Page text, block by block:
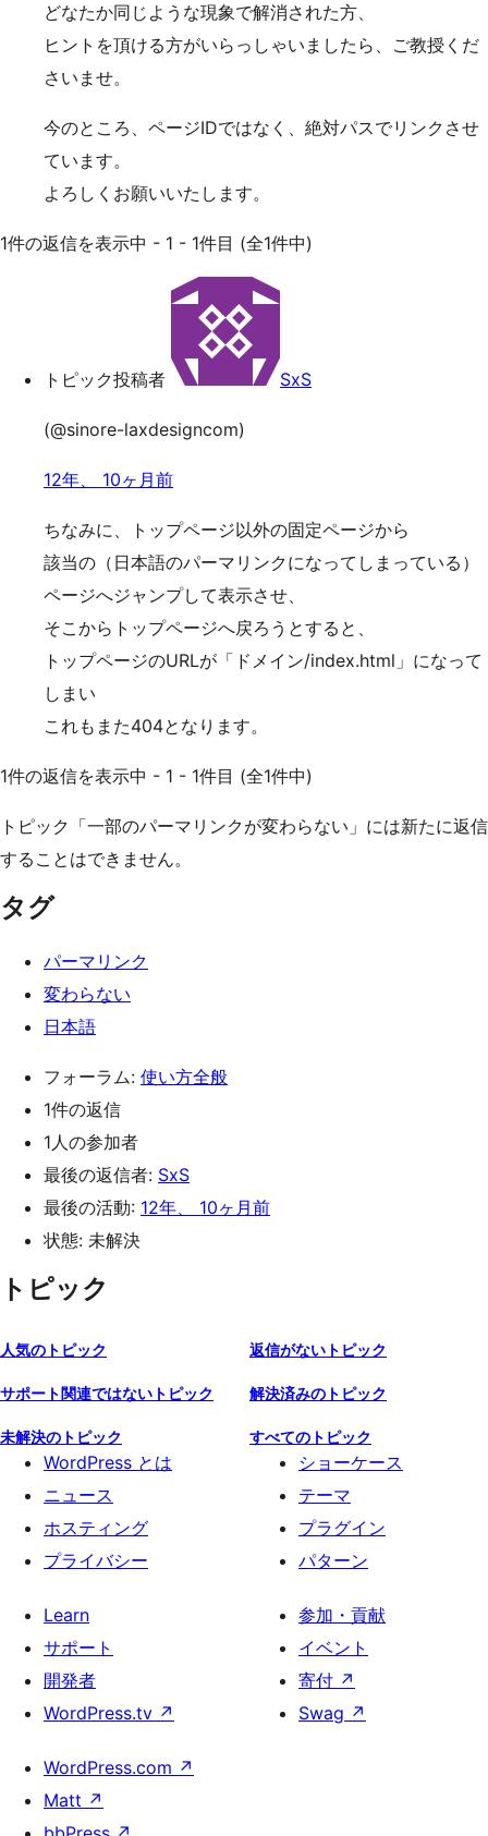
どなたか同じような現象で解消された方、
ヒントを頂ける方がいらっしゃいましたら、ご教授くだ
さいませ。
今のところ、ページIDではなく、絶対パスでリンクさせ
ています。
よろしくお願いいたします。
1件の返信を表示中 - 1 - 1件目 (全1件中)
トピック投稿者 SxS
(@sinore-laxdesigncom)
12年、 10ヶ月前
ちなみに、トップページ以外の固定ページから
該当の（日本語のパーマリンクになってしまっている）
ページへジャンプして表示させ、
そこからトップページへ戻ろうとすると、
トップページのURLが「ドメイン/index.html」になって
しまい
これもまた404となります。
1件の返信を表示中 - 1 - 1件目 (全1件中)
トピック「一部のパーマリンクが変わらない」には新たに返信
することはできません。
タグ
パーマリンク
変わらない
日本語
フォーラム: 使い方全般
1件の返信
1人の参加者
最後の返信者: SxS
最後の活動: 12年、 10ヶ月前
状態: 未解決
トピック
人気のトピック 返信がないトピック
サポート関連ではないトピック 解決済みのトピック
未解決のトピック すべてのトピック
WordPress とは
ニュース
ホスティング
プライバシー
ショーケース
テーマ
プラグイン
パターン
Learn
サポート
開発者
WordPress.tv ↗
参加・貢献
イベント
寄付 ↗
Swag ↗
WordPress.com ↗
Matt ↗